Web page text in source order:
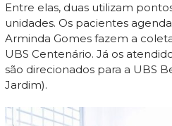
Entre elas, duas utilizam
unidades. Os pacientes
Arminda Gomes fazem a
UBS Centenário. Já os
são direcionados para a UBS
Jardim).